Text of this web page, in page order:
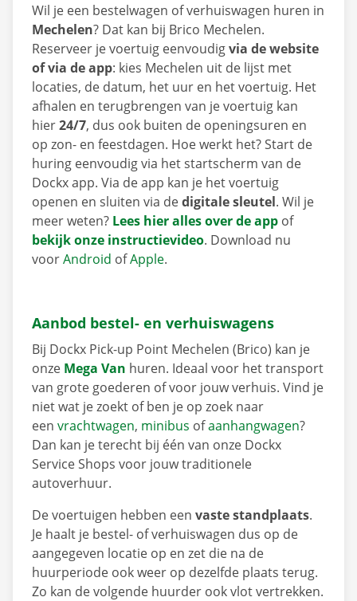
Wil je een bestelwagen of verhuiswagen huren in
Mechelen? Dat kan bij Brico Mechelen.
Reserveer je voertuig eenvoudigvia de website
of via de app: kies Mechelen uit de lijst met
locaties, de datum, het uur en het voertuig. Het
afhalen en terugbrengen van je voertuig kan
hier24/7, dus ook buiten de openingsuren en
op zon- en feestdagen. Hoe werkt het? Start de
huring eenvoudig via het startscherm van de
Dockx app. Via de app kan je het voertuig
openen en sluiten via dedigitale sleutel. Wil je
meer weten? Lees hier alles over de app of
bekijk onze instructievideo. Download nu
voorAndroid ofApple.
Aanbod bestel- en verhuiswagens
Bij Dockx Pick-up Point Mechelen (Brico) kan je
onze Mega Van huren. Ideaal voor het transport
van grote goederen of voor jouw verhuis. Vind je
niet wat je zoekt of ben je op zoek naar
een vrachtwagen, minibus ofaanhangwagen?
Dan kan je terecht bij één van onze Dockx
Service Shops voor jouw traditionele
autoverhuur.
De voertuigen hebben een vaste standplaats.
Je haalt je bestel- of verhuiswagen dus op de
aangegeven locatie op en zet die na de
huurperiode ook weer op dezelfde plaats terug.
Zo kan de volgende huurder ook vlot vertrekken.